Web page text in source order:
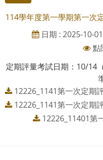
114學年度第一學期第一次
日期 : 2025-10-01
點
定期評量考試日期：10/14
12226_1141第一次定期
12226_1141第一次定期
12226_11401第